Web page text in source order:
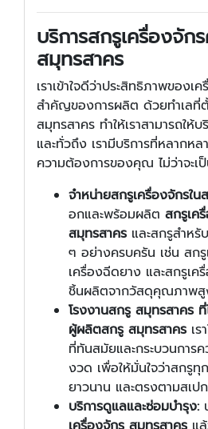
บริการสกรูเครื่องจัก
สมุทรสาคร
เราเข้าใจดีว่าประสิทธิภาพของเ
สำคัญของการผลิต ด้วยทำเลที่
สมุทรสาคร ทำให้เราสามารถให้
และทั่วถึง เรามีบริการที่หลากห
ความต้องการของคุณ ไม่ว่าจะเ
จำหน่ายสกรูเครื่องจักรใน
อกและพร้อมผลิต สกรูเค
สมุทรสาคร และสกรูสำหรั
ๆ อย่างครบครัน เช่น สก
เครื่องฉีดยาง และสกรูเ
ชิ้นผลิตจากวัสดุคุณภาพสู
โรงงานสกรู สมุทรสาคร
ผู้ผลิตสกรู สมุทรสาคร เ
ที่ทันสมัยและกระบวนกา
งวด เพื่อให้มั่นใจว่าสกรูทุ
ยาวนาน และตรงตามสเ
บริการดูแลและซ่อมบำรุง: